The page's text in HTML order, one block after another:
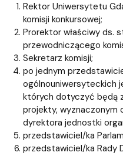
Rektor Uniwersytetu
komisji konkursowej;
Prorektor właściwy ds.
przewodniczącego
Sekretarz komisji;
po jednym
ogólnouniwersyteckich
których dotyczyć będą
projekty, wyznaczonym
dyrektora jednostki
przedstawiciel/ka
przedstawiciel/ka Rady